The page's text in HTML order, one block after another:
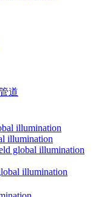
道
illumination
illumination
global illumination
illumination